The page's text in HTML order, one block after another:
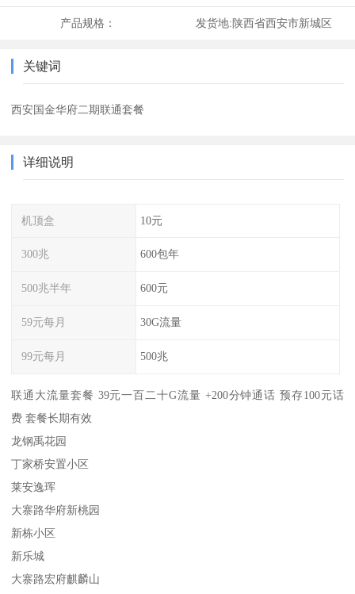
产品规格： 发货地:陕西省西安市新城区
关键词
西安国金华府二期联通套餐
详细说明
机顶盒 10元
300兆 600包年
500兆半年 600元
59元每月 30G流量
99元每月 500兆
联通大流量套餐 39元一百二十G流量 +200分钟通话 预存100元话
费 套餐长期有效
龙钢禹花园
丁家桥安置小区
莱安逸珲
大寨路华府新桃园
新栋小区
新乐城
大寨路宏府麒麟山